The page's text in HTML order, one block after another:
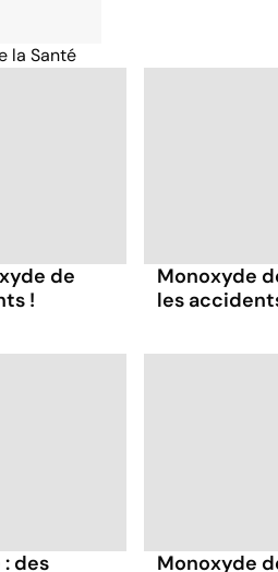
la Santé
de
!
Monoxyde
les
des Monoxyde